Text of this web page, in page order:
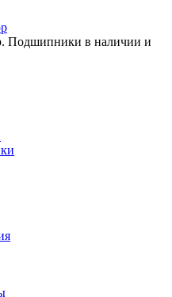
Подшипники в наличии и